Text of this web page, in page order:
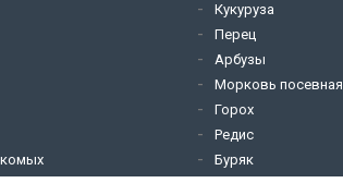
Кукуруза
Перец
Арбузы
Морковь посевная
Горох
Редис
Буряк